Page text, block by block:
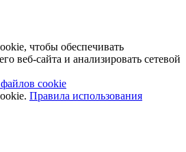
чтобы обеспечивать
веб-сайта и анализировать сетевой
cookie
Правила использования